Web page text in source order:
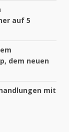
auf 5
dem neuen
mit